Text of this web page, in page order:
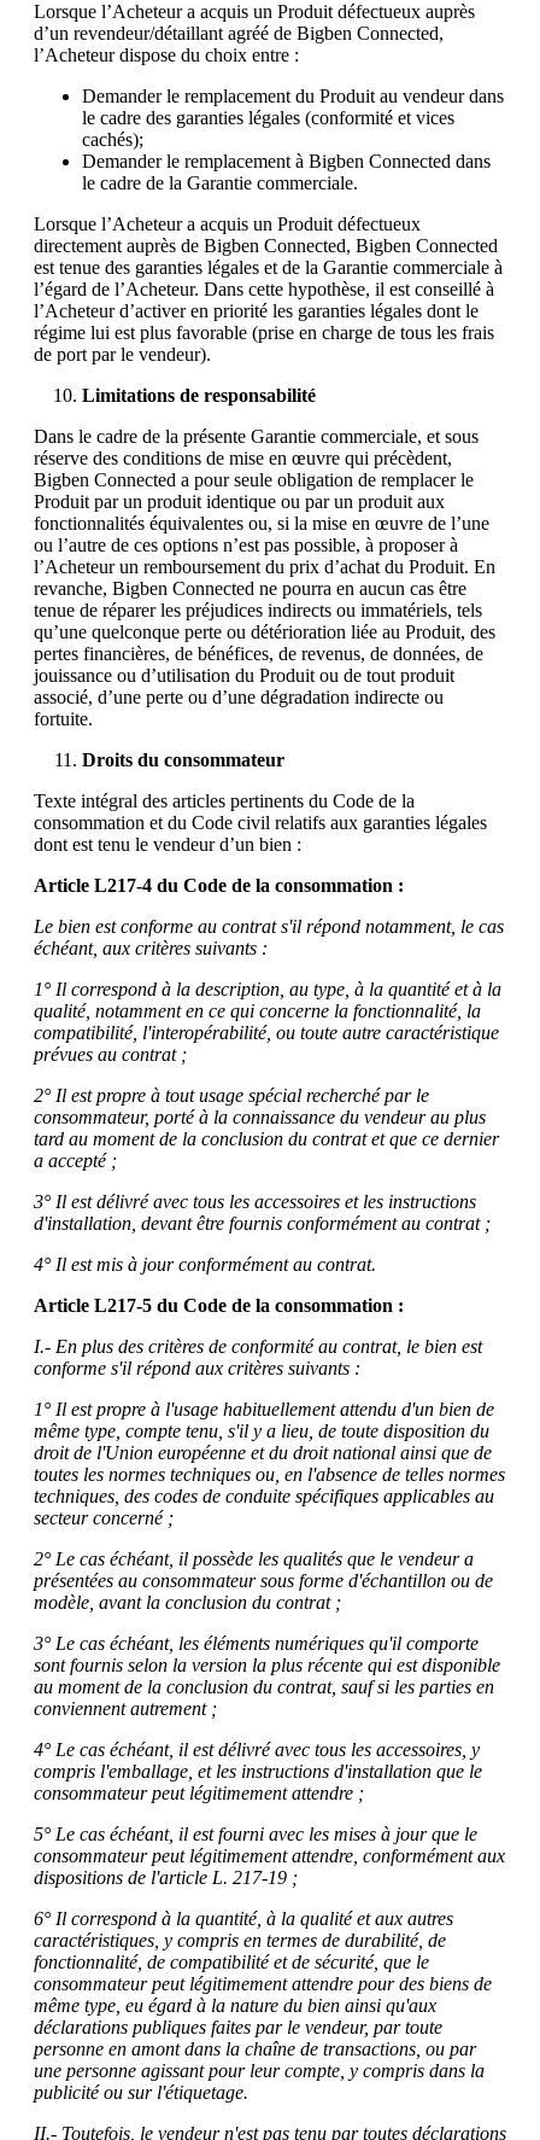
Lorsque l’Acheteur a acquis un Produit défectueux auprès
d’un revendeur/détaillant agréé de Bigben Connected,
l’Acheteur dispose du choix entre :
Demander le remplacement du Produit au vendeur dans
le cadre des garanties légales (conformité et vices
cachés);
Demander le remplacement à Bigben Connected dans
le cadre de la Garantie commerciale.
Lorsque l’Acheteur a acquis un Produit défectueux
directement auprès de Bigben Connected, Bigben Connected
est tenue des garanties légales et de la Garantie commerciale à
l’égard de l’Acheteur. Dans cette hypothèse, il est conseillé à
l’Acheteur d’activer en priorité les garanties légales dont le
régime lui est plus favorable (prise en charge de tous les frais
de port par le vendeur).
Limitations de responsabilité
Dans le cadre de la présente Garantie commerciale, et sous
réserve des conditions de mise en œuvre qui précèdent,
Bigben Connected a pour seule obligation de remplacer le
Produit par un produit identique ou par un produit aux
fonctionnalités équivalentes ou, si la mise en œuvre de l’une
ou l’autre de ces options n’est pas possible, à proposer à
l’Acheteur un remboursement du prix d’achat du Produit. En
revanche, Bigben Connected ne pourra en aucun cas être
tenue de réparer les préjudices indirects ou immatériels, tels
qu’une quelconque perte ou détérioration liée au Produit, des
pertes financières, de bénéfices, de revenus, de données, de
jouissance ou d’utilisation du Produit ou de tout produit
associé, d’une perte ou d’une dégradation indirecte ou
fortuite.
Droits du consommateur
Texte intégral des articles pertinents du Code de la
consommation et du Code civil relatifs aux garanties légales
dont est tenu le vendeur d’un bien :
Article L217-4 du Code de la consommation :
Le bien est conforme au contrat s'il répond notamment, le cas
échéant, aux critères suivants :
1° Il correspond à la description, au type, à la quantité et à la
qualité, notamment en ce qui concerne la fonctionnalité, la
compatibilité, l'interopérabilité, ou toute autre caractéristique
prévues au contrat ;
2° Il est propre à tout usage spécial recherché par le
consommateur, porté à la connaissance du vendeur au plus
tard au moment de la conclusion du contrat et que ce dernier
a accepté ;
3° Il est délivré avec tous les accessoires et les instructions
d'installation, devant être fournis conformément au contrat ;
4° Il est mis à jour conformément au contrat.
Article L217-5 du Code de la consommation :
I.- En plus des critères de conformité au contrat, le bien est
conforme s'il répond aux critères suivants :
1° Il est propre à l'usage habituellement attendu d'un bien de
même type, compte tenu, s'il y a lieu, de toute disposition du
droit de l'Union européenne et du droit national ainsi que de
toutes les normes techniques ou, en l'absence de telles normes
techniques, des codes de conduite spécifiques applicables au
secteur concerné ;
2° Le cas échéant, il possède les qualités que le vendeur a
présentées au consommateur sous forme d'échantillon ou de
modèle, avant la conclusion du contrat ;
3° Le cas échéant, les éléments numériques qu'il comporte
sont fournis selon la version la plus récente qui est disponible
au moment de la conclusion du contrat, sauf si les parties en
conviennent autrement ;
4° Le cas échéant, il est délivré avec tous les accessoires, y
compris l'emballage, et les instructions d'installation que le
consommateur peut légitimement attendre ;
5° Le cas échéant, il est fourni avec les mises à jour que le
consommateur peut légitimement attendre, conformément aux
dispositions de l'article L. 217-19 ;
6° Il correspond à la quantité, à la qualité et aux autres
caractéristiques, y compris en termes de durabilité, de
fonctionnalité, de compatibilité et de sécurité, que le
consommateur peut légitimement attendre pour des biens de
même type, eu égard à la nature du bien ainsi qu'aux
déclarations publiques faites par le vendeur, par toute
personne en amont dans la chaîne de transactions, ou par
une personne agissant pour leur compte, y compris dans la
publicité ou sur l'étiquetage.
II.- Toutefois, le vendeur n'est pas tenu par toutes déclarations